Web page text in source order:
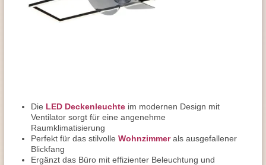
Die LED Deckenleuchte im modernen Design mit
Ventilator sorgt für eine angenehme
Raumklimatisierung
Perfekt für das stilvolle Wohnzimmerals ausgefallener
Blickfang
Ergänzt das Büro mit effizienter Beleuchtung und